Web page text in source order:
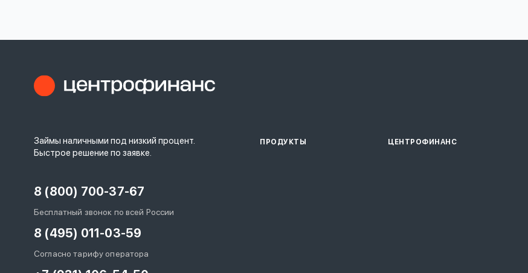
Займы наличными под низкий процент.
Быстрое решение по заявке.
8 (800) 700-37-67
Бесплатный звонок по всей России
8 (495) 011-03-59
Согласно тарифу оператора
ПРОДУКТЫ ЦЕНТРОФИНАНС
Войти под другим номером